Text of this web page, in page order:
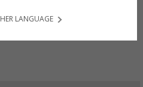
LANGUAGE